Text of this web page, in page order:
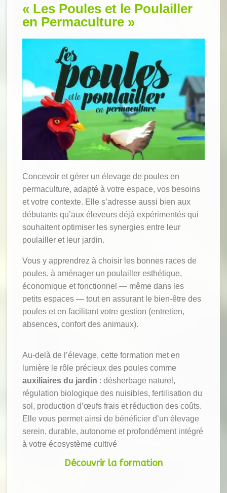
« Les Poules et le Poulailler
en Permaculture »
Concevoir et gérer un élevage de poules en
permaculture, adapté à votre espace, vos besoins
et votre contexte. Elle s’adresse aussi bien aux
débutants qu’aux éleveurs déjà expérimentés qui
souhaitent optimiser les synergies entre leur
poulailler et leur jardin.
Vous y apprendrez à choisir les bonnes races de
poules, à aménager un poulailler esthétique,
économique et fonctionnel — même dans les
petits espaces — tout en assurant le bien-être des
poules et en facilitant votre gestion (entretien,
absences, confort des animaux).
Au-delà de l’élevage, cette formation met en
lumière le rôle précieux des poules comme
auxiliaires du jardin : désherbage naturel,
régulation biologique des nuisibles, fertilisation du
sol, production d’œufs frais et réduction des coûts.
Elle vous permet ainsi de bénéficier d’un élevage
serein, durable, autonome et profondément intégré
à votre écosystème cultivé
Découvrir la formation